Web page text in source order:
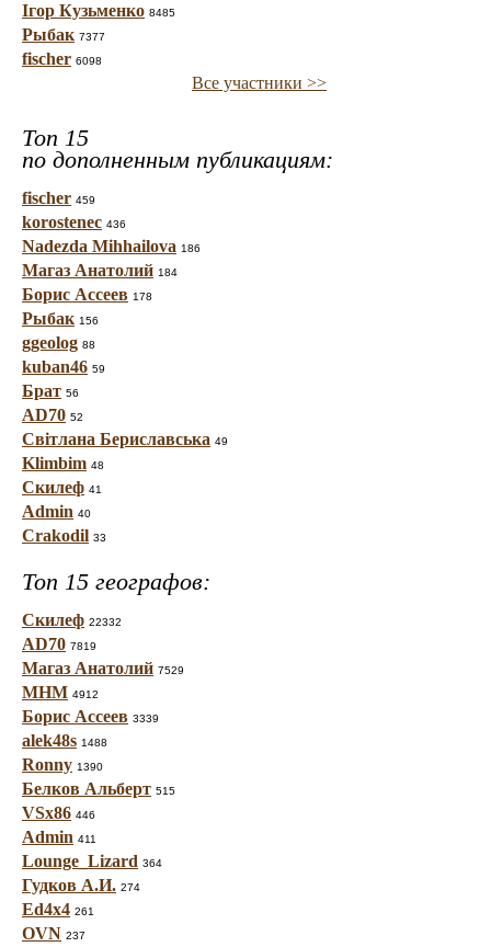
Ігор Кузьменко 8485
Рыбак 7377
fischer 6098
Все участники >>
Топ 15
по дополненным публикациям:
fischer 459
korostenec 436
Nadezda Mihhailova 186
Магаз Анатолий 184
Борис Ассеев 178
Рыбак 156
ggeolog 88
kuban46 59
Брат 56
AD70 52
Світлана Бериславська 49
Klimbim 48
Скилеф 41
Admin 40
Crakodil 33
Топ 15 географов:
Скилеф 22332
AD70 7819
Магаз Анатолий 7529
МНМ 4912
Борис Ассеев 3339
alek48s 1488
Ronny 1390
Белков Альберт 515
VSx86 446
Admin 411
Lounge_Lizard 364
Гудков А.И. 274
Ed4x4 261
OVN 237